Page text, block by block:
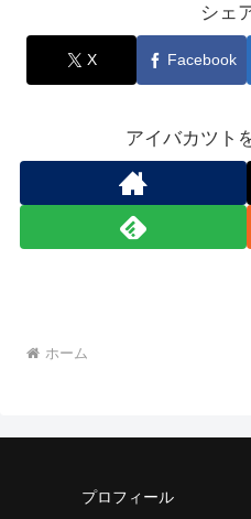
シェ
X Facebook
アイバカツト
ホーム
プロフィール